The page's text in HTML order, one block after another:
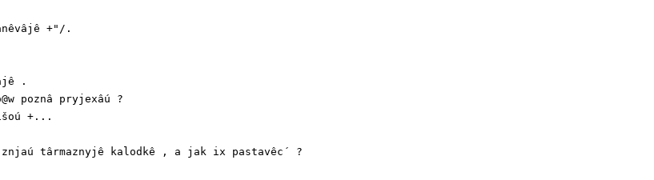
+"/.
.
poznâ pryjexâú ?
+...
târmaznyjê kalodkê , a jak ix pastavêc´ ?